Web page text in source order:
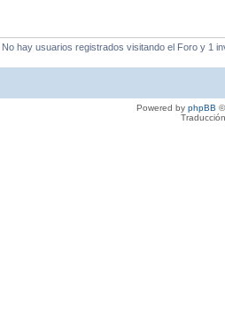
hay usuarios registrados visitando el Foro y 1
Powered by phpBB